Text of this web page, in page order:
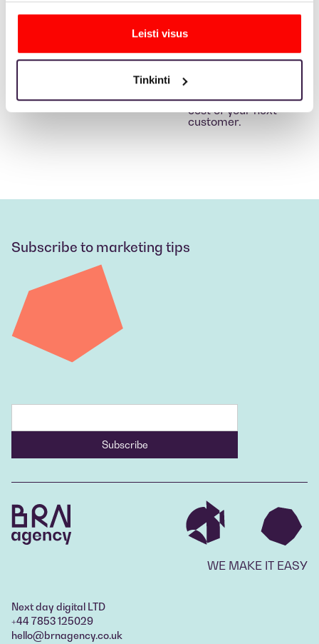
Leisti visus
Tinkinti
Request a free audit
to reveal the true
cost of your next
customer.
Subscribe to marketing tips
WE MAKE IT EASY
Next day digital LTD
+44 7853 125029
hello@brnagency.co.uk